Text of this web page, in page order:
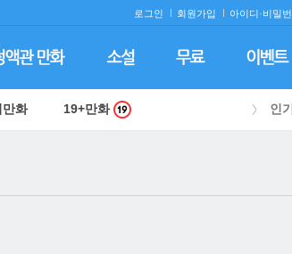
로그인 회원가입 아이디·비밀
만화 19+만화 인